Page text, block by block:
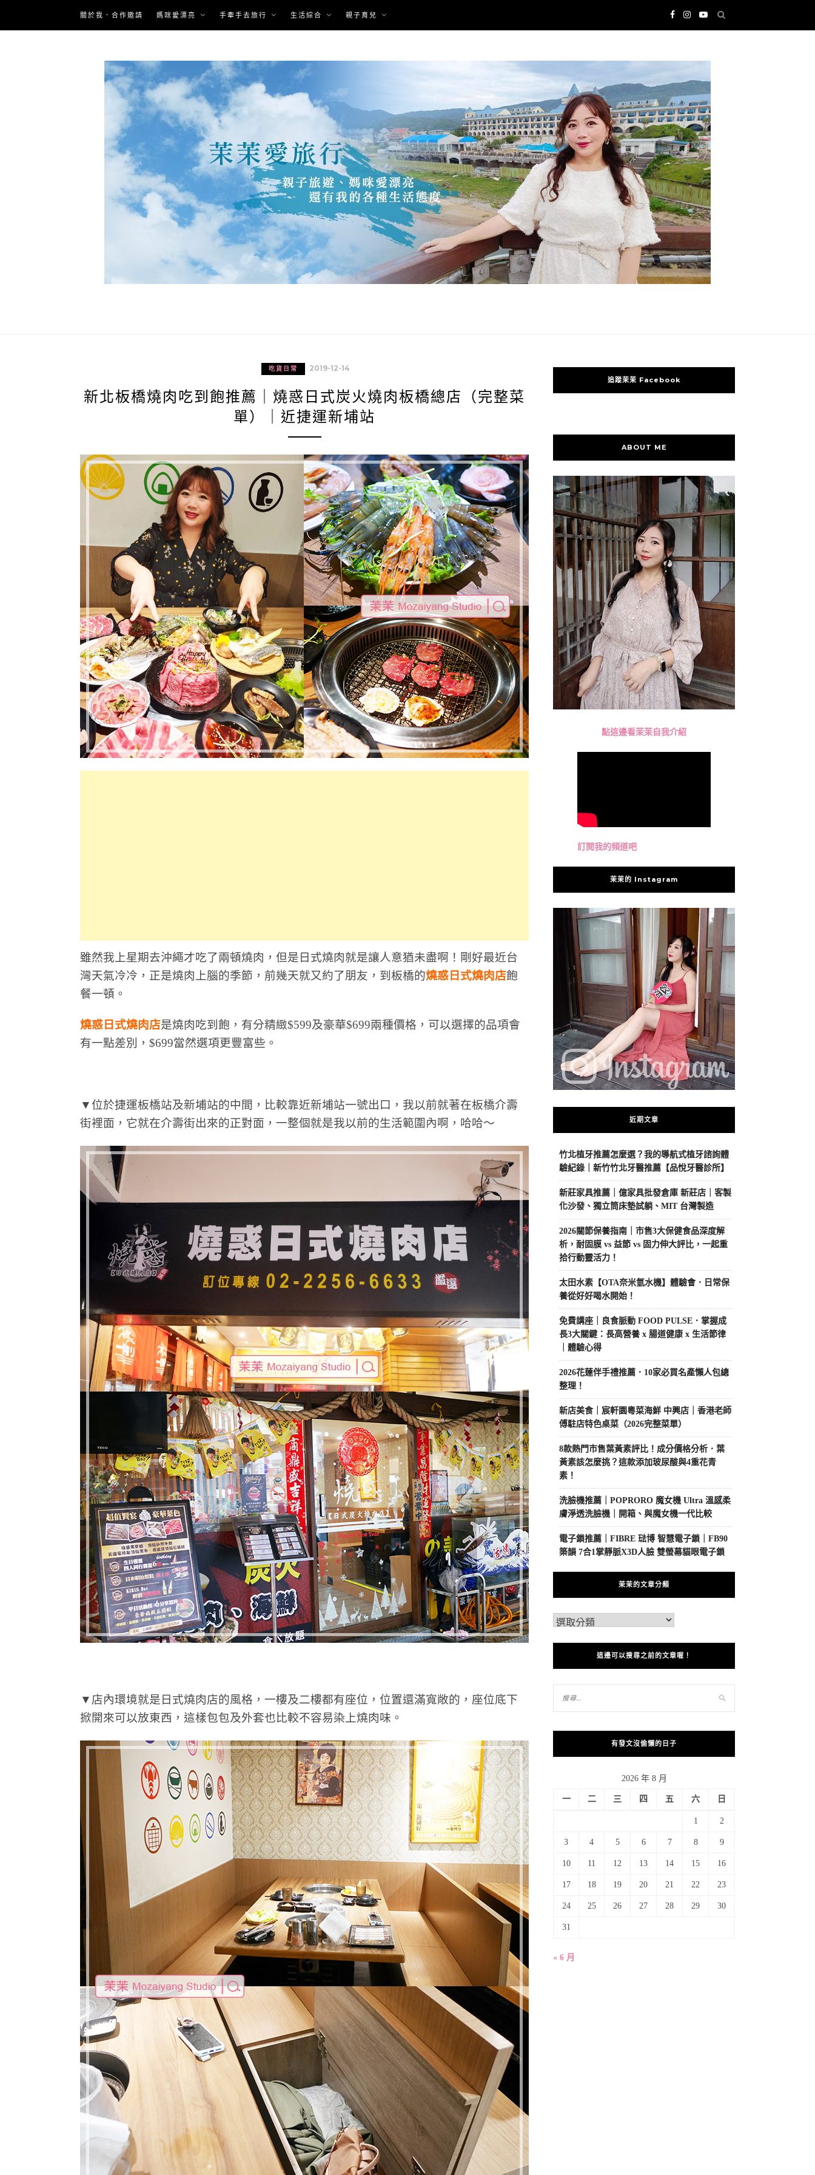
content
關於我．合作邀請 媽咪愛漂亮 手牽手去旅行 生活綜合 親子育兒
吃貨日常 2019-12-14
新北板橋燒肉吃到飽推薦｜燒惑日式炭火燒肉板橋總店（完整菜
單）｜近捷運新埔站
雖然我上星期去沖繩才吃了兩頓燒肉，但是日式燒肉就是讓人意猶未盡啊！剛好最近台
灣天氣冷冷，正是燒肉上腦的季節，前幾天就又約了朋友，到板橋的燒惑日式燒肉店飽
餐一頓。
燒惑日式燒肉店是燒肉吃到飽，有分精緻$599及豪華$699兩種價格，可以選擇的品項會
有一點差別，$699當然選項更豐富些。
▼位於捷運板橋站及新埔站的中間，比較靠近新埔站一號出口，我以前就著在板橋介壽
街裡面，它就在介壽街出來的正對面，一整個就是我以前的生活範圍內啊，哈哈～
▼店內環境就是日式燒肉店的風格，一樓及二樓都有座位，位置還滿寬敞的，座位底下
掀開來可以放東西，這樣包包及外套也比較不容易染上燒肉味。
追蹤茉茉 Facebook
ABOUT ME
點這邊看茉茉自我介紹
訂閱我的頻道吧
茉茉的 Instagram
近期文章
竹北植牙推薦怎麼選？我的導航式植牙諮詢體
驗紀錄｜新竹竹北牙醫推薦【品悅牙醫診所】
新莊家具推薦｜億家具批發倉庫 新莊店｜客製
化沙發、獨立筒床墊試躺、MIT 台灣製造
2026關節保養指南｜市售3大保健食品深度解
析，耐固膜 vs 益節 vs 固力伸大評比，一起重
拾行動靈活力！
太田水素【OTA奈米氫水機】體驗會．日常保
養從好好喝水開始！
免費講座｜良食脈動 FOOD PULSE．掌握成
長3大關鍵：長高營養 x 腸道健康 x 生活節律
｜體驗心得
2026花蓮伴手禮推薦．10家必買名產懶人包總
整理！
新店美食｜宸軒園粵菜海鮮 中興店｜香港老師
傅駐店特色桌菜（2026完整菜單）
8款熱門市售葉黃素評比！成分價格分析．葉
黃素該怎麼挑？這款添加玻尿酸與4重花青
素！
洗臉機推薦｜POPRORO 魔女機 Ultra 溫感柔
膚淨透洗臉機｜開箱、與魔女機一代比較
電子鎖推薦｜FIBRE 琺博 智慧電子鎖｜FB90
築韻 7合1掌靜脈X3D人臉 雙螢幕貓眼電子鎖
茉茉的文章分類
這邊可以搜尋之前的文章喔！
有發文沒偷懶的日子
2026 年 8 月
一 二 三 四 五 六 日
1 2
3 4 5 6 7 8 9
10 11 12 13 14 15 16
17 18 19 20 21 22 23
24 25 26 27 28 29 30
31
« 6 月